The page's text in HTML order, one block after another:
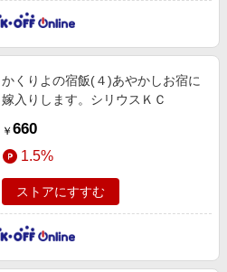
かくりよの宿飯(４)あやかしお宿に
嫁入りします。シリウスＫＣ
￥ 660
1.5%
ストアにすすむ